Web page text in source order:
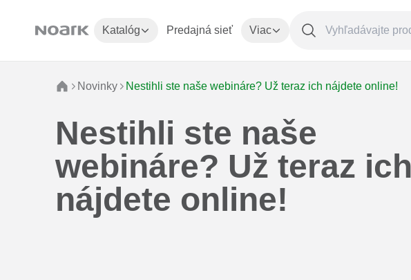
Katalóg Predajná sieť Viac
Novinky Nestihli ste naše webináre? Už teraz ich nájdete online!
Nestihli ste naše
webináre? Už teraz ich
nájdete online!